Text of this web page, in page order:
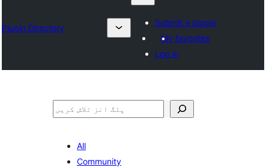
Plugin Directory
Submit a plugin
My favorites
Log in
تلاش
All
Community